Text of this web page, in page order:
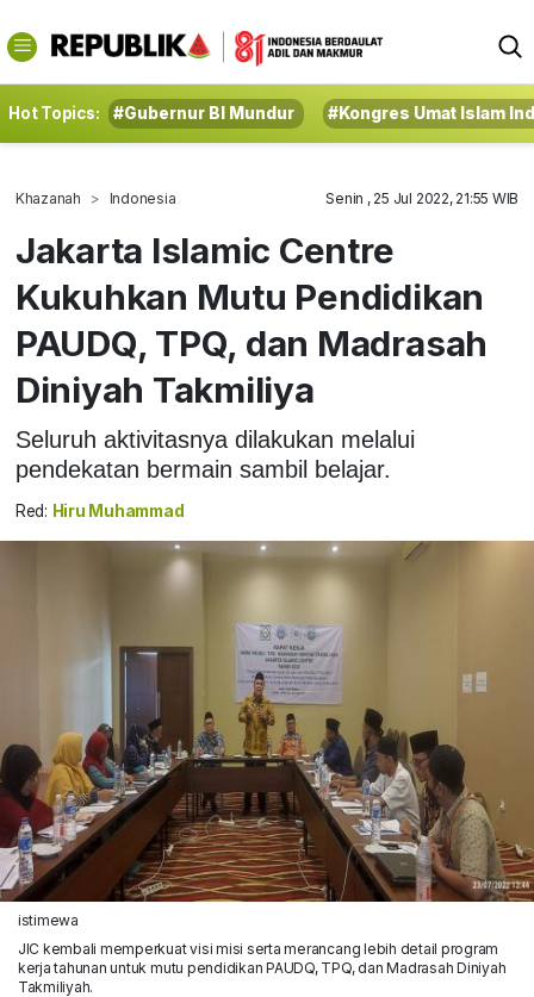
Hot Topics: #Gubernur BI Mundur #Kongres Umat Islam
Khazanah Indonesia Senin , 25 Jul 2022, 21:55 WIB
Jakarta Islamic Centre
Kukuhkan Mutu Pendidikan
PAUDQ, TPQ, dan Madrasah
Diniyah Takmiliya
Seluruh aktivitasnya dilakukan melalui
pendekatan bermain sambil belajar.
Red: Hiru Muhammad
istimewa
JIC kembali memperkuat visi misi serta merancang lebih detail program
kerja tahunan untuk mutu pendidikan PAUDQ, TPQ, dan Madrasah Diniyah
Takmiliyah.